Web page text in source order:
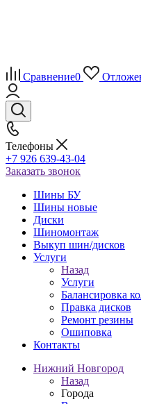
Сравнение0
Телефоны
+7 926 639-43-04
Заказать звонок
Шины БУ
Шины новые
Диски
Шиномонтаж
Выкуп шин/дисков
Услуги
Назад
Услуги
Балансировка
Правка дисков
Ремонт резины
Ошиповка
Контакты
Нижний Новгород
Назад
Города